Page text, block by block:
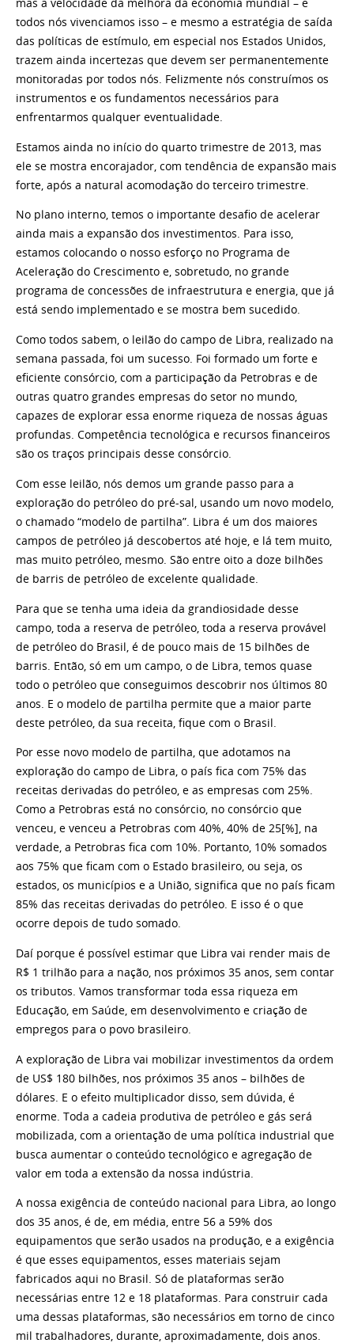
mas a velocidade da melhora da economia mundial – e
todos nós vivenciamos isso – e mesmo a estratégia de saída
das políticas de estímulo, em especial nos Estados Unidos,
trazem ainda incertezas que devem ser permanentemente
monitoradas por todos nós. Felizmente nós construímos os
instrumentos e os fundamentos necessários para
enfrentarmos qualquer eventualidade.
Estamos ainda no início do quarto trimestre de 2013, mas
ele se mostra encorajador, com tendência de expansão mais
forte, após a natural acomodação do terceiro trimestre.
No plano interno, temos o importante desafio de acelerar
ainda mais a expansão dos investimentos. Para isso,
estamos colocando o nosso esforço no Programa de
Aceleração do Crescimento e, sobretudo, no grande
programa de concessões de infraestrutura e energia, que já
está sendo implementado e se mostra bem sucedido.
Como todos sabem, o leilão do campo de Libra, realizado na
semana passada, foi um sucesso. Foi formado um forte e
eficiente consórcio, com a participação da Petrobras e de
outras quatro grandes empresas do setor no mundo,
capazes de explorar essa enorme riqueza de nossas águas
profundas. Competência tecnológica e recursos financeiros
são os traços principais desse consórcio.
Com esse leilão, nós demos um grande passo para a
exploração do petróleo do pré-sal, usando um novo modelo,
o chamado “modelo de partilha”. Libra é um dos maiores
campos de petróleo já descobertos até hoje, e lá tem muito,
mas muito petróleo, mesmo. São entre oito a doze bilhões
de barris de petróleo de excelente qualidade.
Para que se tenha uma ideia da grandiosidade desse
campo, toda a reserva de petróleo, toda a reserva provável
de petróleo do Brasil, é de pouco mais de 15 bilhões de
barris. Então, só em um campo, o de Libra, temos quase
todo o petróleo que conseguimos descobrir nos últimos 80
anos. E o modelo de partilha permite que a maior parte
deste petróleo, da sua receita, fique com o Brasil.
Por esse novo modelo de partilha, que adotamos na
exploração do campo de Libra, o país fica com 75% das
receitas derivadas do petróleo, e as empresas com 25%.
Como a Petrobras está no consórcio, no consórcio que
venceu, e venceu a Petrobras com 40%, 40% de 25[%], na
verdade, a Petrobras fica com 10%. Portanto, 10% somados
aos 75% que ficam com o Estado brasileiro, ou seja, os
estados, os municípios e a União, significa que no país ficam
85% das receitas derivadas do petróleo. E isso é o que
ocorre depois de tudo somado.
Daí porque é possível estimar que Libra vai render mais de
R$ 1 trilhão para a nação, nos próximos 35 anos, sem contar
os tributos. Vamos transformar toda essa riqueza em
Educação, em Saúde, em desenvolvimento e criação de
empregos para o povo brasileiro.
A exploração de Libra vai mobilizar investimentos da ordem
de US$ 180 bilhões, nos próximos 35 anos – bilhões de
dólares. E o efeito multiplicador disso, sem dúvida, é
enorme. Toda a cadeia produtiva de petróleo e gás será
mobilizada, com a orientação de uma política industrial que
busca aumentar o conteúdo tecnológico e agregação de
valor em toda a extensão da nossa indústria.
A nossa exigência de conteúdo nacional para Libra, ao longo
dos 35 anos, é de, em média, entre 56 a 59% dos
equipamentos que serão usados na produção, e a exigência
é que esses equipamentos, esses materiais sejam
fabricados aqui no Brasil. Só de plataformas serão
necessárias entre 12 e 18 plataformas. Para construir cada
uma dessas plataformas, são necessários em torno de cinco
mil trabalhadores, durante, aproximadamente, dois anos.